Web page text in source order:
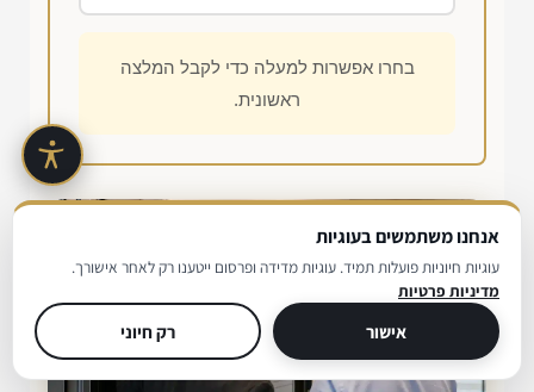
בחרו אפשרות למעלה כדי לקבל המלצה
ראשונית.
אנחנו משתמשים בעוגיות
עוגיות חיוניות פועלות תמיד. עוגיות מדידה ופרסום ייטענו רק לאחר אישורך.
מדיניות פרטיות
אישור רק חיוני